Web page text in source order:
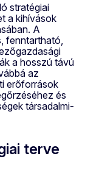
stratégiai
a kihívások
A
fenntartható,
a hosszú távú
az
erőforrások
és
társadalmi-
terve